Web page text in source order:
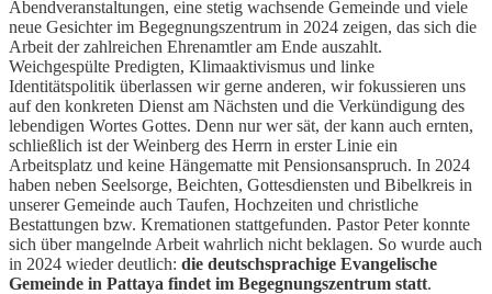
Abendveranstaltungen, eine stetig wachsende Gemeinde und viele
neue Gesichter im Begegnungszentrum in 2024 zeigen, das sich die
Arbeit der zahlreichen Ehrenamtler am Ende auszahlt.
Weichgespülte Predigten, Klimaaktivismus und linke
Identitätspolitik überlassen wir gerne anderen, wir fokussieren uns
auf den konkreten Dienst am Nächsten und die Verkündigung des
lebendigen Wortes Gottes. Denn nur wer sät, der kann auch ernten,
schließlich ist der Weinberg des Herrn in erster Linie ein
Arbeitsplatz und keine Hängematte mit Pensionsanspruch. In 2024
haben neben Seelsorge, Beichten, Gottesdiensten und Bibelkreis in
unserer Gemeinde auch Taufen, Hochzeiten und christliche
Bestattungen bzw. Kremationen stattgefunden. Pastor Peter konnte
sich über mangelnde Arbeit wahrlich nicht beklagen. So wurde auch
in 2024 wieder deutlich: die deutschsprachige Evangelische
Gemeinde in Pattaya findet im Begegnungszentrum statt.